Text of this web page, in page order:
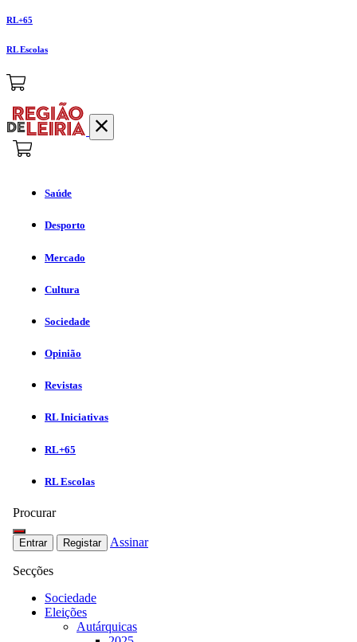
RL+65
RL Escolas
Saúde
Desporto
Mercado
Cultura
Sociedade
Opinião
Revistas
RL Iniciativas
RL+65
RL Escolas
Procurar
Entrar Registar Assinar
Secções
Sociedade
Eleições
Autárquicas